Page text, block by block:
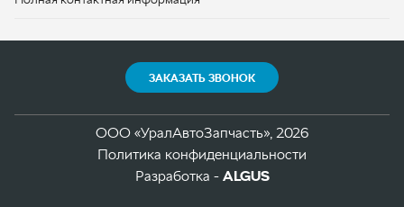
Политика конфиденциальности